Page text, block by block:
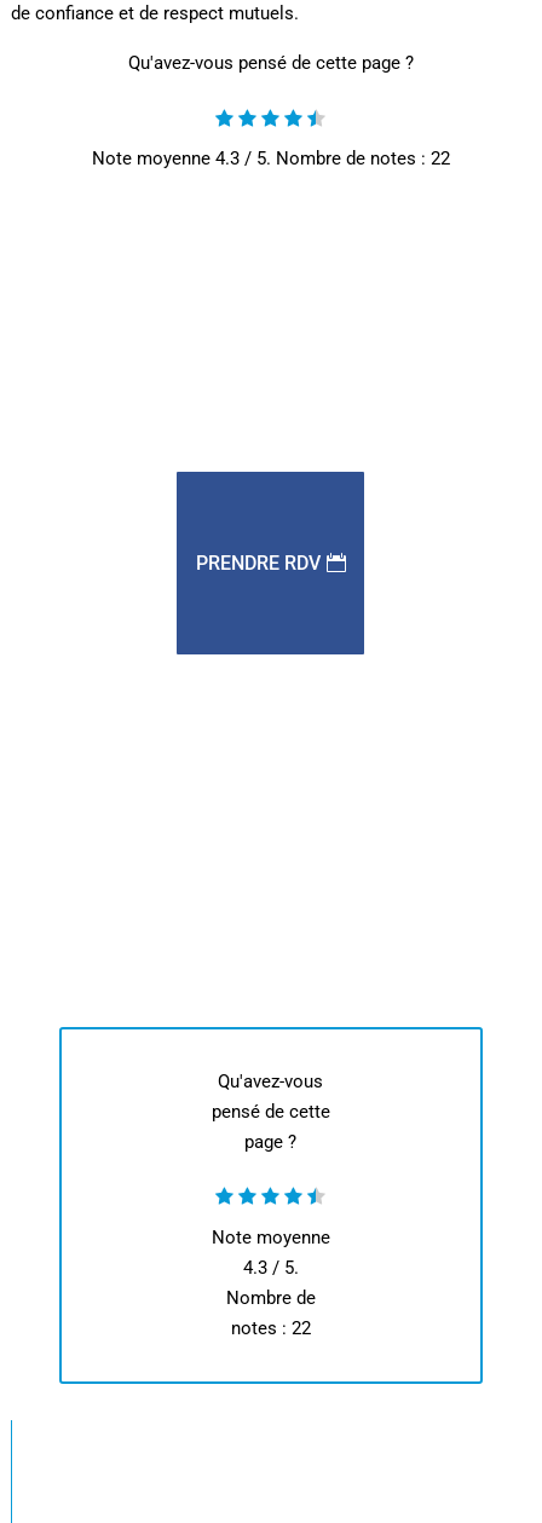
de confiance et de respect mutuels.
Qu'avez-vous pensé de cette page ?
Note moyenne 4.3/ 5. Nombre de notes : 22
PRENDRE RDV
Qu'avez-vous
pensé de cette
page ?
Note moyenne
4.3/ 5.
Nombre de
notes : 22